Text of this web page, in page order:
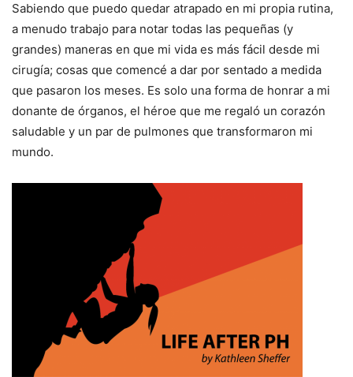
Sabiendo que puedo quedar atrapado en mi propia rutina,
a menudo trabajo para notar todas las pequeñas (y
grandes) maneras en que mi vida es más fácil desde mi
cirugía; cosas que comencé a dar por sentado a medida
que pasaron los meses. Es solo una forma de honrar a mi
donante de órganos, el héroe que me regaló un corazón
saludable y un par de pulmones que transformaron mi
mundo.